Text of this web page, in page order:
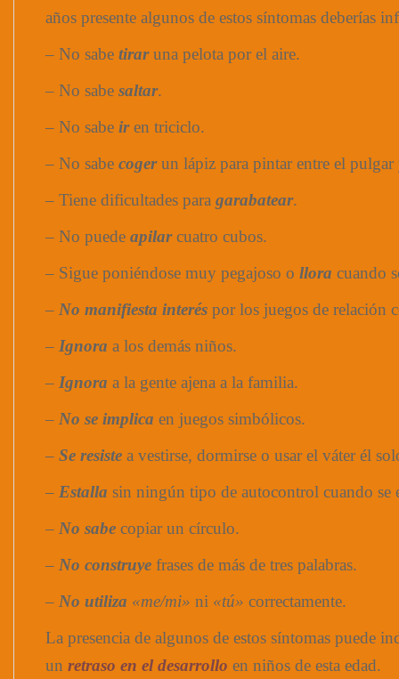
años presente algunos de estos síntomas deberías
– No sabe tirar una pelota por el aire.
– No sabe saltar.
– No sabe iren triciclo.
– No sabe cogerun lápiz para pintar entre el pulgar
– Tiene dificultades para garabatear.
– No puede apilarcuatro cubos.
– Sigue poniéndose muy pegajoso o llora cuando
– No manifiesta interés por los juegos de relación
– Ignora a los demás niños.
– Ignora a la gente ajena a la familia.
– No se implica en juegos simbólicos.
– Se resiste a vestirse, dormirse o usar el váter él
– Estalla sin ningún tipo de autocontrol cuando se
– No sabe copiar un círculo.
– No construye frases de más de tres palabras.
– No utiliza «me/mi» ni «tú» correctamente.
La presencia de algunos de estos síntomas puede
un retraso en el desarrollo en niños de esta edad.